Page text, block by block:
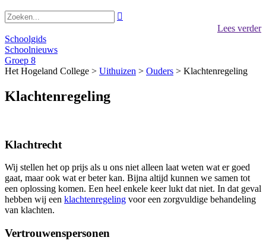

Lees verder
Schoolgids
Schoolnieuws
Groep 8
Het Hogeland College > Uithuizen > Ouders > Klachtenregeling
Klachtenregeling
Klachtrecht
Wij stellen het op prijs als u ons niet alleen laat weten wat er goed
gaat, maar ook wat er beter kan. Bijna altijd kunnen we samen tot
een oplossing komen. Een heel enkele keer lukt dat niet. In dat geval
hebben wij een klachtenregeling voor een zorgvuldige behandeling
van klachten.
Vertrouwenspersonen